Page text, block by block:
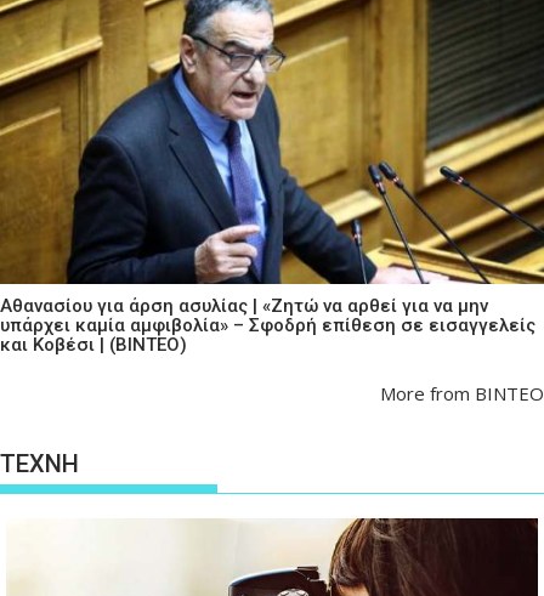
Αθανασίου για άρση ασυλίας | «Ζητώ να αρθεί για να μην
υπάρχει καμία αμφιβολία» – Σφοδρή επίθεση σε εισαγγελείς
και Κοβέσι | (ΒΙΝΤΕΟ)
More from ΒΙΝΤΕΟ
ΤΕΧΝΗ